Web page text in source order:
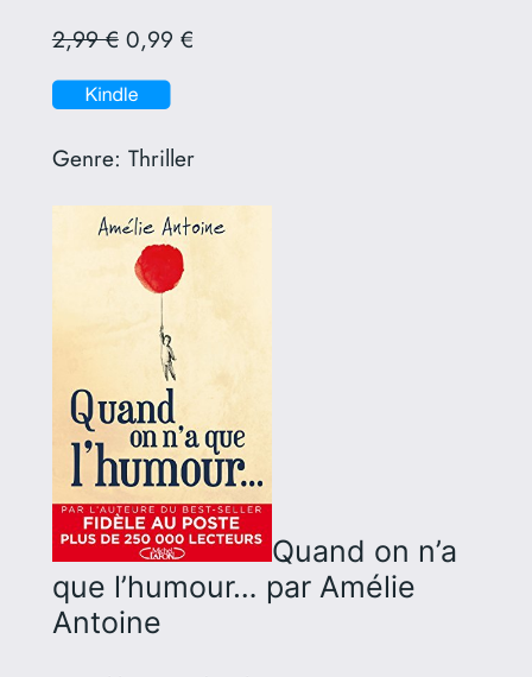
2,99 €0,99 €
Genre: Thriller
Quand on n’a
que l’humour… par Amélie
Antoine